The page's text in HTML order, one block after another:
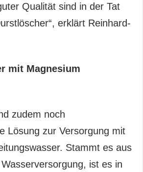
Qualität sind in der Tat
erklärt Reinhard-
mit Magnesium
zudem noch
Lösung zur Versorgung mit
Stammt es aus
ist es in